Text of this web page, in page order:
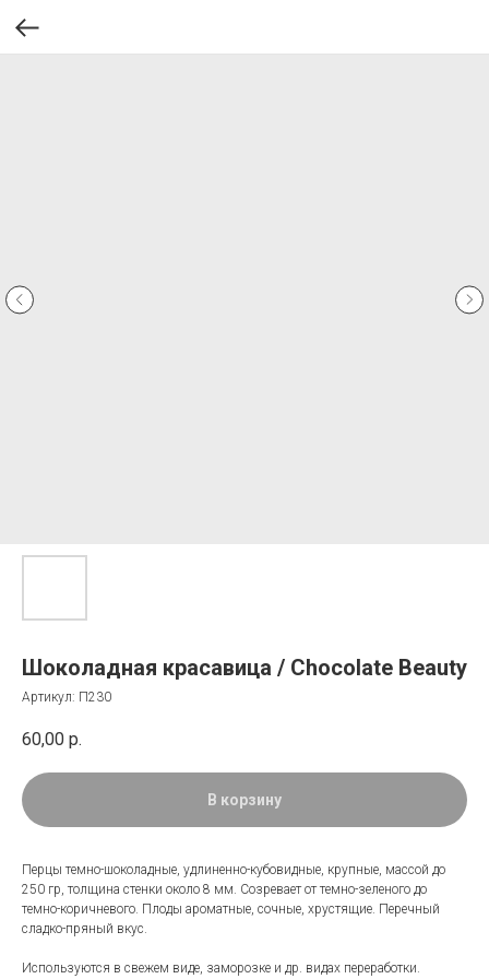
Шоколадная красавица / Chocolate Beauty
Артикул: П230
60,00 р.
В корзину
Перцы темно-шоколадные, удлиненно-кубовидные, крупные, массой до
250 гр, толщина стенки около 8 мм. Созревает от темно-зеленого до
темно-коричневого. Плоды ароматные, сочные, хрустящие. Перечный
сладко-пряный вкус.
Используются в свежем виде, заморозке и др. видах переработки.